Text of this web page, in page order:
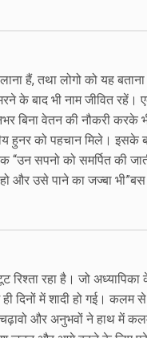
हैं, तथा लोगो को यह
के बाद भी नाम जीवित रहें।
बिना वेतन की नौकरी करके
हुनर को पहचान मिले। इसके
“उन सपनो को समर्पित की
और उसे पाने का जज्बा भी”बस
रहा है। जो
दिनों में शादी हो गई। कलम
चढ़ावो और अनुभवों ने हाथ में